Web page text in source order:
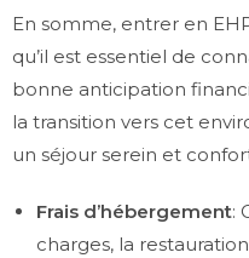
En somme, entrer en
qu’il est essentiel de
bonne anticipation
la transition vers cet
un séjour serein et
Frais d’hébergement:
charges, la